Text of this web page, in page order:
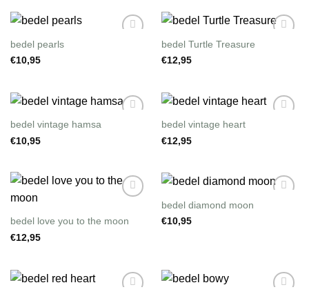
bedel pearls
€10,95
bedel Turtle Treasure
€12,95
bedel vintage hamsa
€10,95
bedel vintage heart
€12,95
bedel love you to the moon
€12,95
bedel diamond moon
€10,95